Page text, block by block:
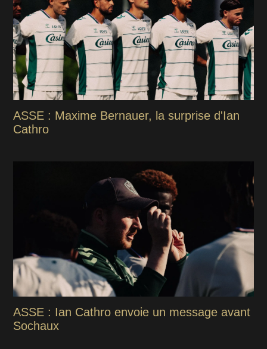
ASSE : Maxime Bernauer, la surprise d'Ian
Cathro
ASSE : Ian Cathro envoie un message avant
Sochaux